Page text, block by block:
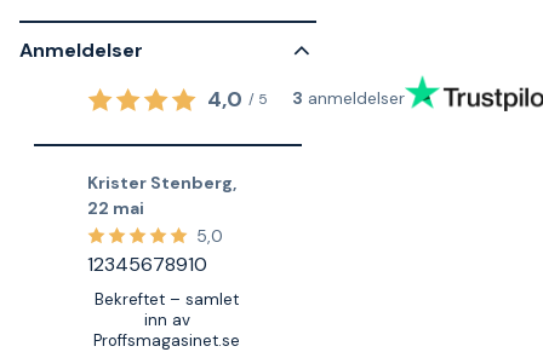
Anmeldelser
4,0 / 5 3 anmeldelser
Krister Stenberg
22 mai
5,0
12345678910
Bekreftet – samlet
inn av
Proffsmagasinet.se